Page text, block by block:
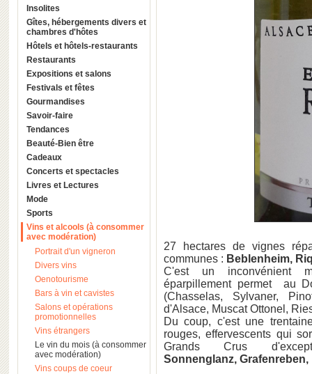
Insolites
Gîtes, hébergements divers et
chambres d'hôtes
Hôtels et hôtels-restaurants
Restaurants
Expositions et salons
Festivals et fêtes
Gourmandises
Savoir-faire
Tendances
Beauté-Bien être
Cadeaux
Concerts et spectacles
Livres et Lectures
Mode
Sports
Vins et alcools (à consommer
avec modération)
Portrait d'un vigneron
Divers vins
Oenotourisme
Bars à vin et cavistes
Salons et opérations
promotionnelles
Vins étrangers
Le vin du mois (à consommer
avec modération)
Vins coups de coeur
27 hectares de vignes
communes : Beblenheim,
C'est un inconvénient
éparpillement permet au
(Chasselas, Sylvaner,
d'Alsace, Muscat Ottonel,
Du coup, c'est une
rouges, effervescents qui
Grands Crus
Sonnenglanz,